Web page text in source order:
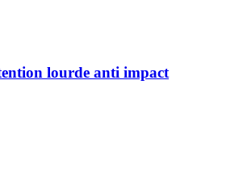
lourde anti impact